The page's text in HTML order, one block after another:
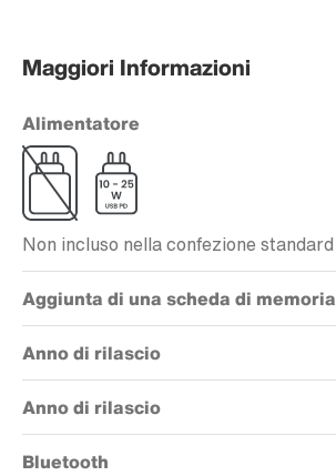
Maggiori Informazioni
Alimentatore
Non incluso nella confezione standard
Aggiunta di una scheda di memoria
Anno di rilascio
Anno di rilascio
Bluetooth